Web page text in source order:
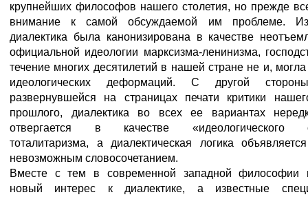
крупнейших философов нашего столетия, но прежде
внимание к самой обсуждаемой им проблеме.
диалектика была канонизирована в качестве
официальной идеологии марксизма-ленинизма,
течение многих десятилетий в нашей стране не и,
идеологических деформаций. С другой
развернувшейся на страницах печати критики
прошлого, диалектика во всех ее вариантах
отвергается в качестве «идеологического
тоталитаризма, а диалектическая логика
невозможным словосочетанием.
Вместе с тем в современной западной философии
новый интерес к диалектике, а известные